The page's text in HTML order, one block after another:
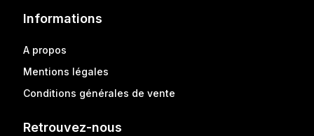
Informations
A propos
Mentions légales
Conditions générales de vente
Retrouvez-nous